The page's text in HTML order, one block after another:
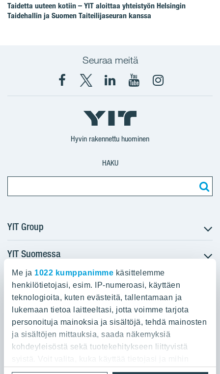
Me ja 1022 kumppanimme käsittelemme
henkilötietojasi, esim. IP-numeroasi, käyttäen
teknologioita, kuten evästeitä, tallentamaan ja
lukemaan tietoa laitteeltasi, jotta voimme tarjota
personoituja mainoksia ja sisältöjä, tehdä mainosten
ja sisältöjen mittauksia, saada näkemyksiä
kohdeyleisöstä sekä tuotekehitykseen liittyvistä
syistä. Voit valita, kuka käyttää tietojasi ja mihin
tarkoituksiin.
Taidetta uuteen kotiin – YIT aloittaa yhteistyön Helsingin
Taidehallin ja Suomen Taiteilijaseuran kanssa
Seuraa meitä
Facebook
X
YIT
Suomi
YIT
Corporation
YIT
Corporation
Instagram
Hyvin rakennettu huominen
HAKU
YIT Group
Tietoa YIT:stä
Töihin meille
Sijoittajat
Projektit
Media
Yhteystiedot
YIT Suomessa
Myytävät asunnot
Vuokrattavat toimitilat
Kiinteistösijoittaminen
Infrarakentaminen
Toimitilarakentaminen
Teollisuusrakentaminen
YIT:n pääkonttori
Panuntie 11, PL 36, 00620 Helsinki
020 433 111